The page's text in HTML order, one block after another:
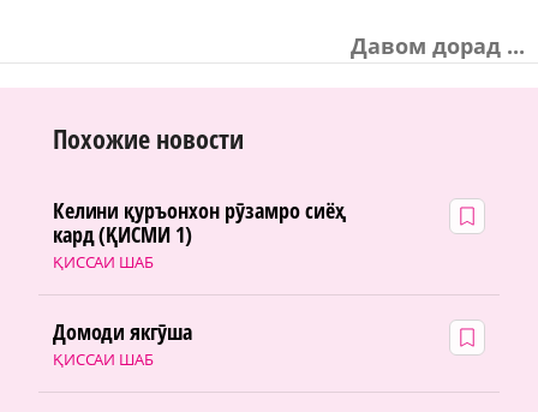
Давом дорад ...
Похожие новости
ҚИССАИ ШАБ
Келини қуръонхон рӯзамро сиёҳ
кард (ҚИСМИ 1)
ҚИССАИ ШАБ
Домоди якгӯша